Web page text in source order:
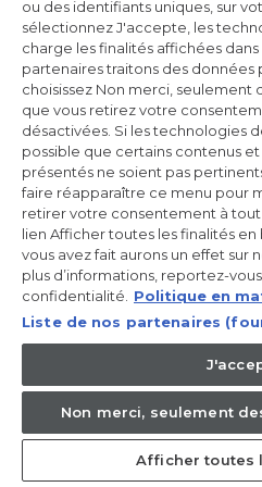
Incrivez-vous à la
Inscrivez-vous et
première
CANDY HOOVER GROUP S.r.I. -
Via Comolli, 57 - 20861 Brugherio
ADMINISTRATIFS : Via Privata
Brugherio (MB) et Via Trento n. 20/
Italie - Tél. : +39.039.2086.1 - Fax :
35 000 000,00 € iv - Cod. Code
registre du commerce de Milan-
Autorisation IT AEOF 211870 -
gestion et de coordination de
FR / Français
ou des identifiants uniques, sur
sélectionnez J'accepte, les
charge les finalités affichées
partenaires traitons des données
choisissez Non merci, seulement
que vous retirez votre
désactivées. Si les technologies
possible que certains contenus
présentés ne soient pas
faire réapparaître ce menu pour
retirer votre consentement à
lien Afficher toutes les finalités
vous avez fait aurons un effet sur
plus d’informations, reportez-
confidentialité.
Politique en
Liste de nos partenaires
Non merci, seulement
Afficher toutes